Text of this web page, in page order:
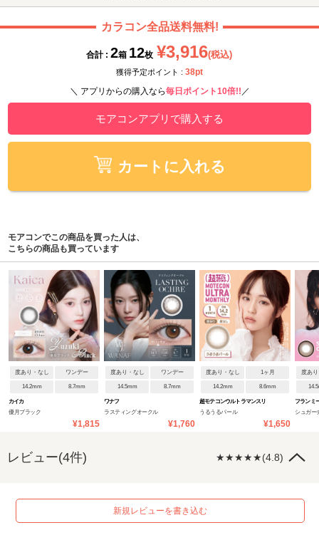
カラコン全品送料無料!
合計 : 2箱 12枚 ¥3,916(税込)
獲得予定ポイント : 38pt
＼ アプリからの購入なら毎日ポイント10倍!! ／
モアコンアプリで購入する
カートに入れる
モアコンでこの商品を買った人は、
こちらの商品も買っています
度あり・なし ワンデー
14.2mm 8.7mm
カイカ
優月ブラック
¥1,815
度あり・なし ワンデー
14.5mm 8.7mm
ワナフ
ラスティングオークル
¥1,760
度あり・なし 1ヶ月
14.2mm 8.6mm
超モテコンウルトラマンスリ
ー
うるうるパール
¥1,650
度あ
フランミ
シュガー
レビュー(4件) ★★★★★(4.8)
新規レビューを書き込む